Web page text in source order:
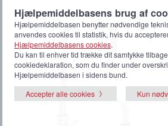
Hjælpemiddelbasens brug af
Hjælpemiddelbasen benytter nødvendige
anvendes cookies til statistik, hvis du
Hjælpemiddelbasens cookies.
Du kan til enhver tid trække dit samtykke
cookiedeklaration, som du finder under
Hjælpemiddelbasen i sidens bund.
Accepter alle cookies
Kun